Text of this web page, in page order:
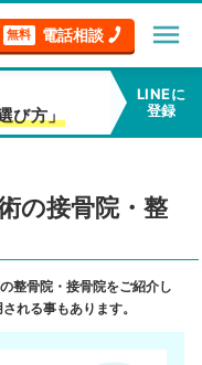
無料 電話相談 menu
び方」
LINEに
登録
の接骨院・整
整骨院・接骨院をご紹介し
れる事もあります。